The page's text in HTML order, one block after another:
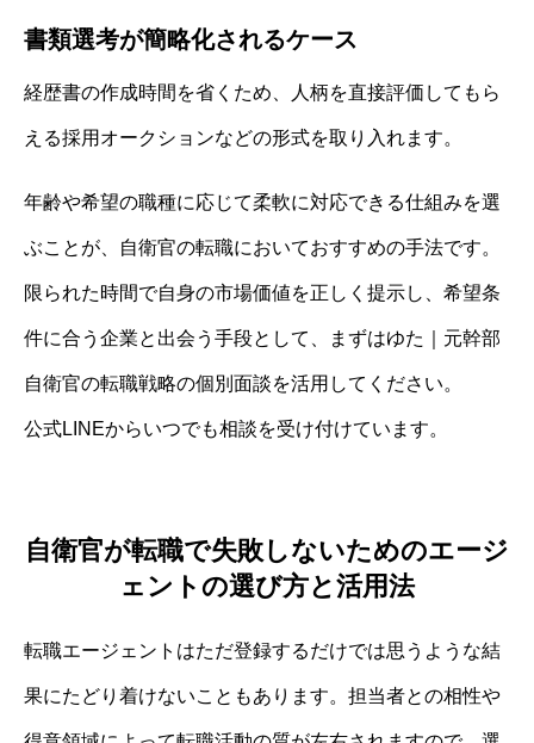
書類選考が簡略化されるケース
経歴書の作成時間を省くため、人柄を直接評価してもら
える採用オークションなどの形式を取り入れます。
年齢や希望の職種に応じて柔軟に対応できる仕組みを選
ぶことが、自衛官の転職においておすすめの手法です。
限られた時間で自身の市場価値を正しく提示し、希望条
件に合う企業と出会う手段として、まずはゆた｜元幹部
自衛官の転職戦略の個別面談を活用してください。
公式LINEからいつでも相談を受け付けています。
自衛官が転職で失敗しないためのエージ
ェントの選び方と活用法
転職エージェントはただ登録するだけでは思うような結
果にたどり着けないこともあります。担当者との相性や